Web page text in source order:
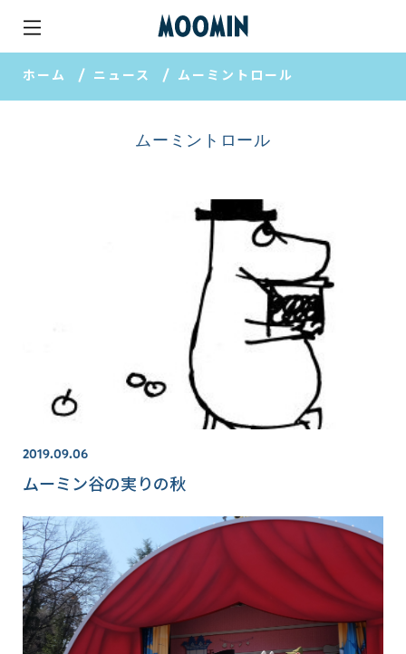
ホーム ニュース ムーミントロール
ムーミントロール
2019.09.06
ムーミン谷の実りの秋